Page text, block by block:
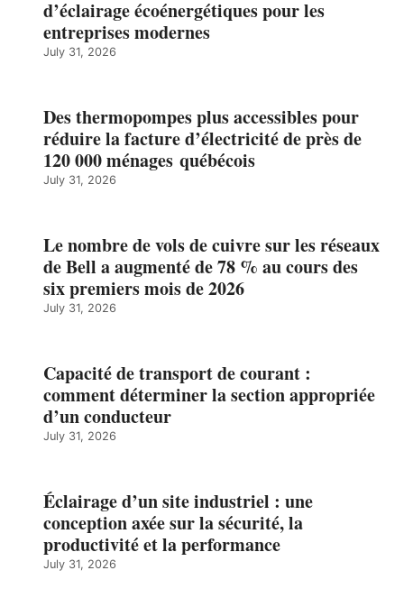
d’éclairage écoénergétiques pour les
entreprises modernes
July 31, 2026
Des thermopompes plus accessibles pour
réduire la facture d’électricité de près de
120 000 ménages québécois
July 31, 2026
Le nombre de vols de cuivre sur les réseaux
de Bell a augmenté de 78 % au cours des
six premiers mois de 2026
July 31, 2026
Capacité de transport de courant :
comment déterminer la section appropriée
d’un conducteur
July 31, 2026
Éclairage d’un site industriel : une
conception axée sur la sécurité, la
productivité et la performance
July 31, 2026